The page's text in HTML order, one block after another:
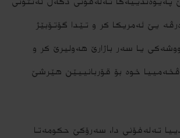
یێ ئه‌مریكا كر و تێدا گۆتۆبێژ
یا سه‌ر باژارێ هه‌ولیرێ ‌كر و
خوه‌ بۆ قۆربانییێن هێرشێ
ته‌له‌فۆنى دا، سه‌رۆكێ حكومه‌تا